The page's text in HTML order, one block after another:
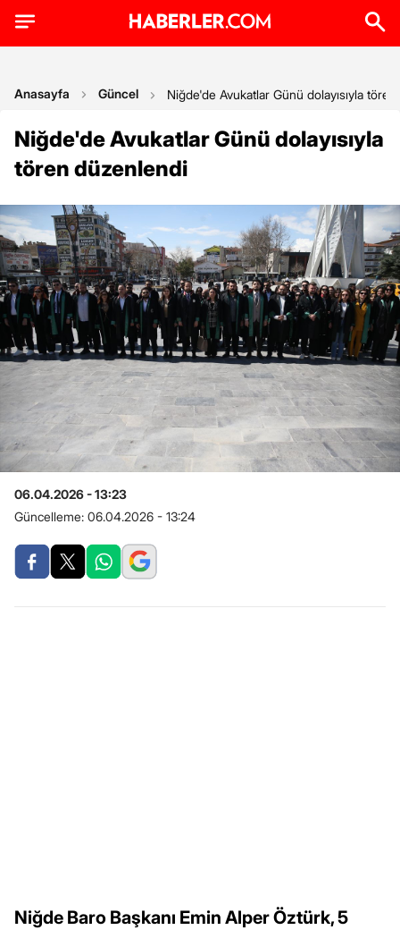
Anasayfa Güncel Niğde'de Avukatlar Günü dolayısıyla
Niğde'de Avukatlar Günü dolayısıyla
tören düzenlendi
06.04.2026 - 13:23
Güncelleme: 06.04.2026 - 13:24
Niğde Baro Başkanı Emin Alper Öztürk, 5